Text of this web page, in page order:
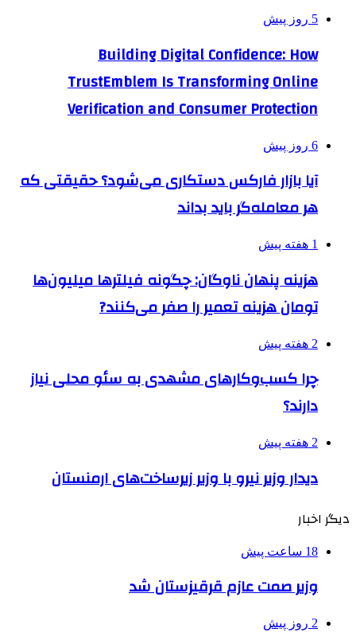
5 روز پیش
Building Digital Confidence: How
TrustEmblem Is Transforming Online
Verification and Consumer Protection
6 روز پیش
آیا بازار فارکس دستکاری می‌شود؟ حقیقتی که
هر معامله‌گر باید بداند
1 هفته پیش
هزینه پنهان ناوگان: چگونه فیلترها میلیون‌ها
تومان هزینه تعمیر را صفر می‌کنند?
2 هفته پیش
چرا کسب‌وکارهای مشهدی به سئو محلی نیاز
دارند؟
2 هفته پیش
دیدار وزیر نیرو با وزیر زیرساخت‌های ارمنستان
دیگر اخبار
18 ساعت پیش
وزیر صمت عازم قرقیزستان شد
2 روز پیش